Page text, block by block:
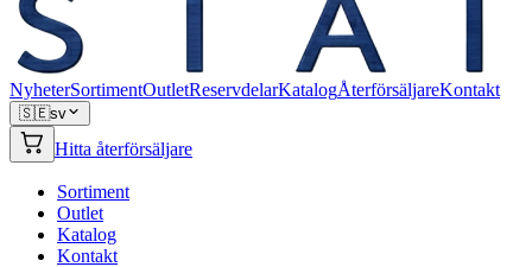
NyheterSortimentOutletReservdelarKatalogÅterförsäljareKontakt
🇸🇪sv
Hitta återförsäljare
Sortiment
Outlet
Katalog
Kontakt